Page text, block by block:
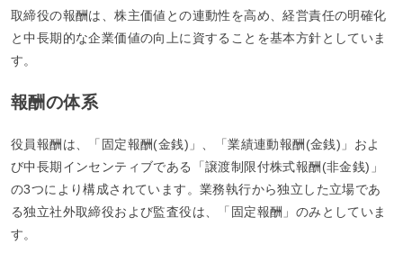
取締役の報酬は、株主価値との連動性を高め、経営責任の明確化
と中長期的な企業価値の向上に資することを基本方針としていま
す。
報酬の体系
役員報酬は、「固定報酬(金銭)」、「業績連動報酬(金銭)」およ
び中長期インセンティブである「譲渡制限付株式報酬(非金銭)」
の3つにより構成されています。業務執行から独立した立場であ
る独立社外取締役および監査役は、「固定報酬」のみとしていま
す。